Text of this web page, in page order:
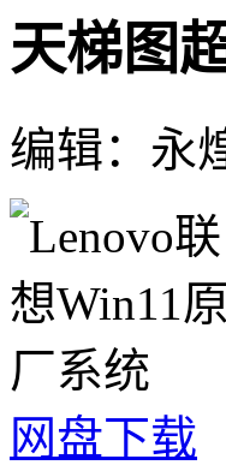
天梯图
编辑：永
网盘下载